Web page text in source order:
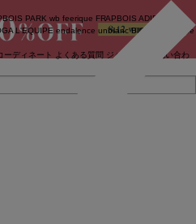
PARK wb feerique FRAPBOIS ADIEU
L'EQUIPE endalence unbilanc BIGI online store
ーディネート よくある質問 ジャーナル
お問い合わ